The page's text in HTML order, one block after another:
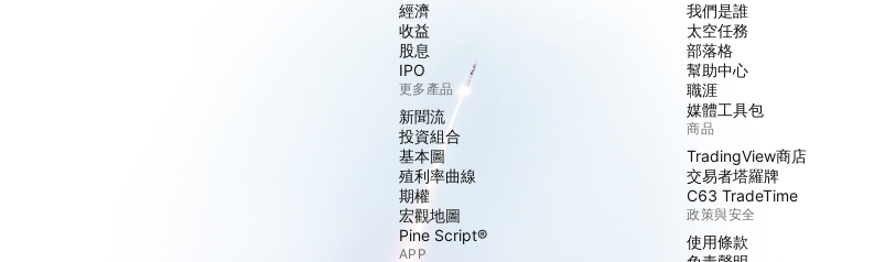
經濟
收益
股息
IPO
更多產品
新聞流
投資組合
基本圖
殖利率曲線
期權
宏觀地圖
Pine Script®
APP
我們是誰
太空任務
部落格
幫助中心
職涯
媒體工具包
商品
TradingView商店
交易者塔羅牌
C63 TradeTime
政策與安全
使用條款